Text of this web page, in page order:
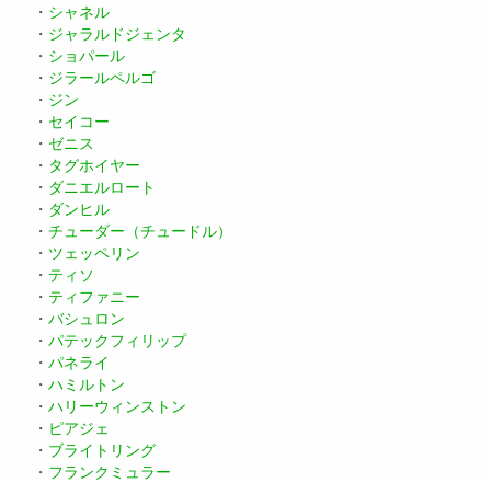
・ シャネル
・ ジャラルドジェンタ
・ ショパール
・ ジラールペルゴ
・ ジン
・ セイコー
・ ゼニス
・ タグホイヤー
・ ダニエルロート
・ ダンヒル
・ チューダー（チュードル）
・ ツェッペリン
・ ティソ
・ ティファニー
・ バシュロン
・ パテックフィリップ
・ パネライ
・ ハミルトン
・ ハリーウィンストン
・ ピアジェ
・ ブライトリング
・ フランクミュラー